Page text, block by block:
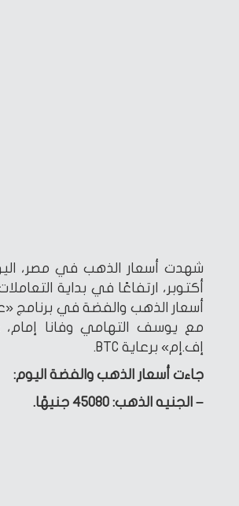
أكتوبر، ارتفاعًا في بداية
أسعار الذهب والفضة في برنامج
مع يوسف التهامي وفانا
إف.إم» برعاية BTC.
جاءت أسعار الذهب والفضة اليوم:
– الجنيه الذهب: 45080 جنيهًا.